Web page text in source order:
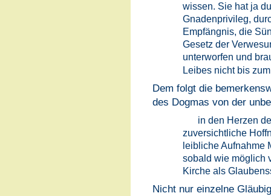
wissen. Sie hat ja
Gnadenprivileg,
Empfängnis, die
Gesetz der
unterworfen und
Leibes nicht bis
Dem folgt die
des Dogmas von der
in den Herzen
zuversichtliche
leibliche Aufnahme
sobald wie möglich
Kirche als
Nicht nur einzelne